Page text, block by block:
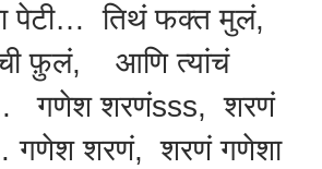
पेटी… तिथं फक्त मुलं,
फ़ुलं, आणि त्यांचं
गणेश शरणंsss, शरणं
गणेश शरणं, शरणं गणेशा